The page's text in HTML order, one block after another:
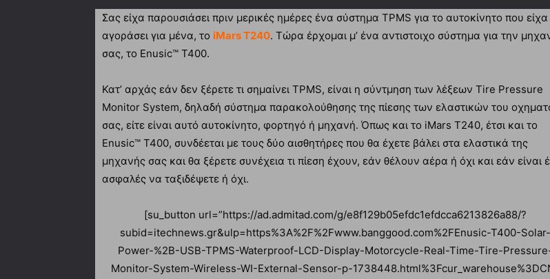
Σας είχα παρουσιάσει πριν μερικές ημέρες ένα σύστημα TPMS για το αυτοκίνητο που είχα
αγοράσει για μένα, το iMars T240. Τώρα έρχομαι μ’ ένα αντιστοιχο σύστημα για την
σας, το Enusic™ T400.
Κατ’ αρχάς εάν δεν ξέρετε τι σημαίνει TPMS, είναι η σύντμηση των λέξεων Tire Pressure
Monitor System, δηλαδή σύστημα παρακολούθησης της πίεσης των ελαστικών του
σας, είτε είναι αυτό αυτοκίνητο, φορτηγό ή μηχανή. Όπως και το iMars T240, έτσι και το
Enusic™ T400, συνδέεται με τους δύο αισθητήρες που θα έχετε βάλει στα ελαστικά της
μηχανής σας και θα ξέρετε συνέχεια τι πίεση έχουν, εάν θέλουν αέρα ή όχι και εάν είναι
ασφαλές να ταξιδέψετε ή όχι.
[su_button url=”https://ad.admitad.com/g/e8f129b05efdc1efdcca6213826a88/?
subid=itechnews.gr&ulp=https%3A%2F%2Fwww.banggood.com%2FEnusic-T400-Solar-
Power-%2B-USB-TPMS-Waterproof-LCD-Display-Motorcycle-Real-Time-Tire-
Monitor-System-Wireless-WI-External-Sensor-p-